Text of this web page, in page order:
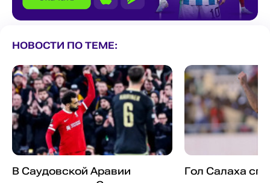
НОВОСТИ ПО ТЕМЕ:
В Саудовской Аравии
Гол Салаха